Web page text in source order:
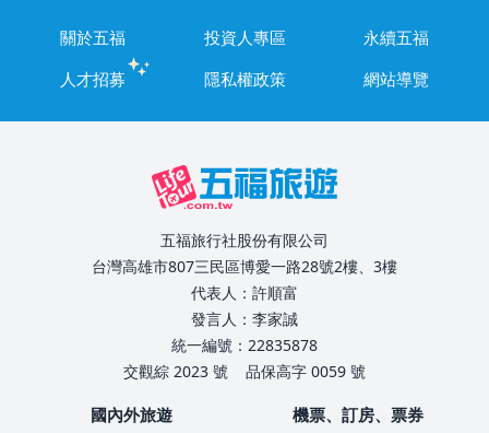
關於五福 投資人專區
永續五福
人才招募
隱私權政策 網站導覽
五福旅行社股份有限公司
台灣高雄市807三民區博愛一路28號2樓、3樓
代表人：許順富
發言人：李家誠
統一編號：22835878
交觀綜 2023 號
品保高字 0059 號
國內外旅遊 機票、訂房、票券